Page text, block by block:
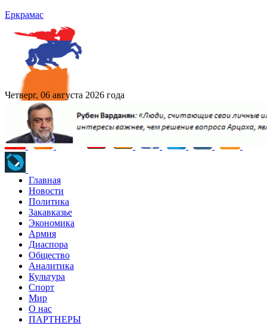
Еркрамас
Четверг, 06 августа 2026 года
Главная
Новости
Политика
Закавказье
Экономика
Армия
Диаспора
Общество
Аналитика
Культура
Спорт
Мир
О нас
ПАРТНЕРЫ